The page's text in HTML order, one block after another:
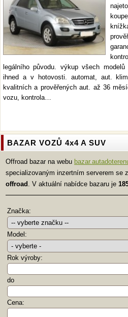
legálního původu. výkup všech
ihned a v hotovosti. automat, aut.
kvalitních a prověřených aut. až 36
vozu, kontrola…
BAZAR VOZŮ 4x4 A SUV
Offroad bazar na webu
specializovaným inzertním serverem se
offroad . V aktuální nabídce bazaru je
Značka:
Model:
Rok výroby:
do
Cena: